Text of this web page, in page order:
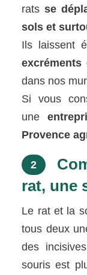
ratsse
sols et
Ils laissent
excréments
dans nos
Si vous
une
Provence
2
rat, une
Le rat et la
tous deux
des
souris est